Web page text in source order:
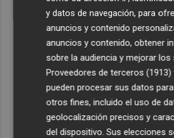
y datos de navegación, para
anuncios y contenido
anuncios y contenido, obtener
sobre la audiencia y mejorar los
Proveedores de terceros (1913)
pueden procesar sus datos
otros fines, incluido el uso de
geolocalización precisos y
del dispositivo. Sus elecciones